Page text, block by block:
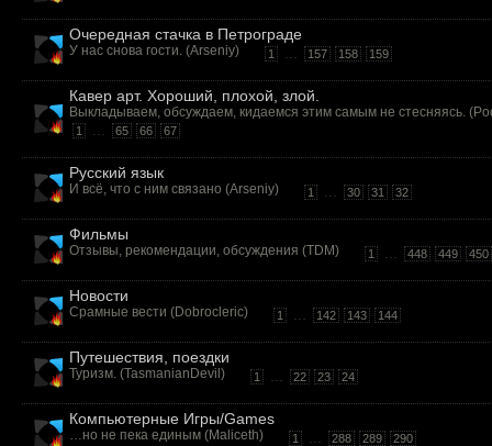
Очередная стачка в Петрограде
У нас снова гости. (Arseniy) 1 157 158 159
Кавер арт. Хороший, плохой, злой.
Выкладываем, обсуждаем, кидаемся этим самым не стесняясь. (
1 65 66 67
Русский язык
И всё, что с ним связано (Arseniy) 1 30 31 32
Фильмы
Отзывы, рекомендации, обсуждения (TDM) 1 448 449 450
Новости
Срамные вести (Dobrocleric) 1 142 143 144
Путешествия, поездки
Туризм. (TasmanianDevil) 1 22 23 24
Компьютерные Игры/Games
…но не пека единым (Maliceth) 1 288 289 290